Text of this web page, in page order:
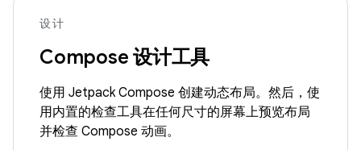
设计
Compose 设计工具
使用 Jetpack Compose 创建动态布局。然后，使
用内置的检查工具在任何尺寸的屏幕上预览布局
并检查 Compose 动画。